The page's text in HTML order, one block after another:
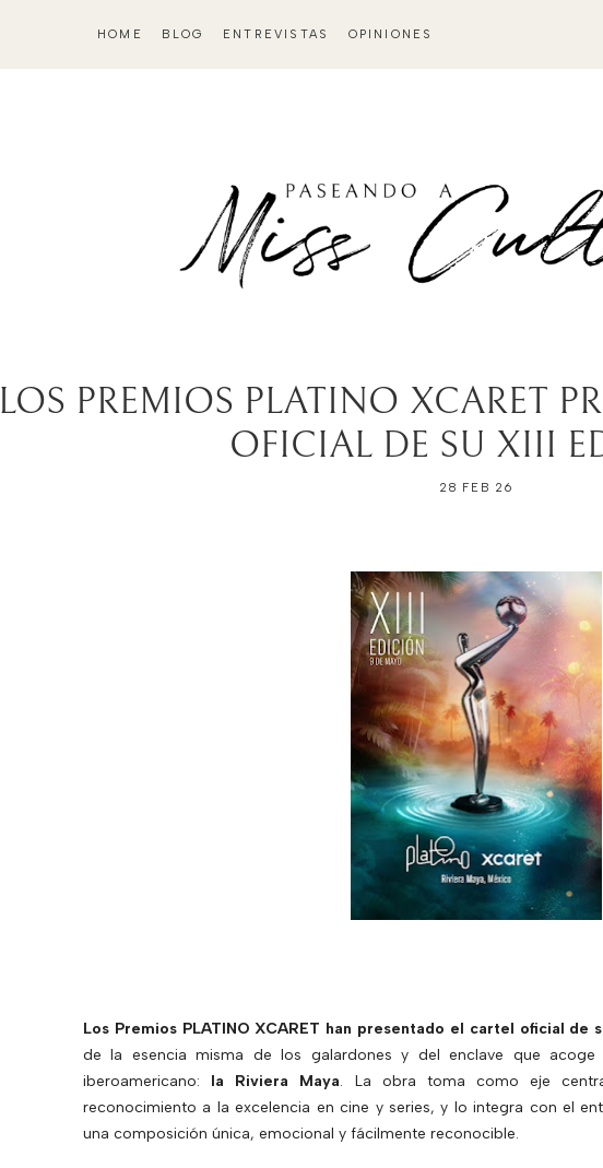
HOME BLOG ENTREVISTAS OPINIONES
LOS PREMIOS PLATINO XCARET
OFICIAL DE SU XIII
28 FEB 26
Los Premios PLATINO XCARET han presentado el cartel oficial de
de la esencia misma de los galardones y del enclave que
iberoamericano: la Riviera Maya. La obra toma como eje
reconocimiento a la excelencia en cine y series, y lo integra con el
una composición única, emocional y fácilmente reconocible.